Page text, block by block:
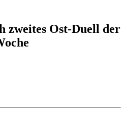
zweites Ost-Duell der